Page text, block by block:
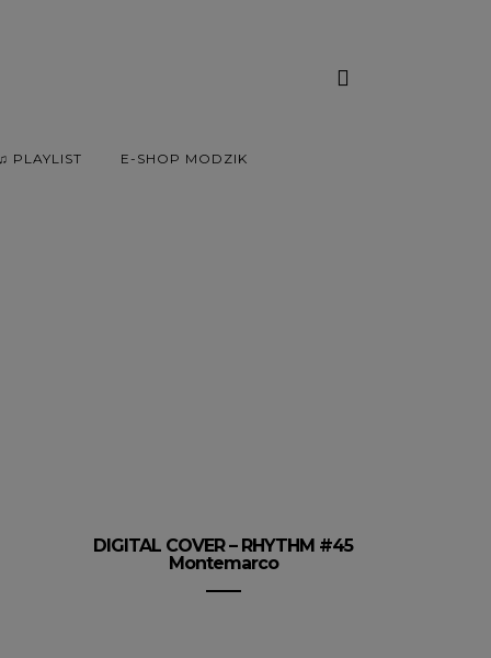
♫ PLAYLIST E-SHOP MODZIK
DIGITAL COVER – RHYTHM #45
Montemarco